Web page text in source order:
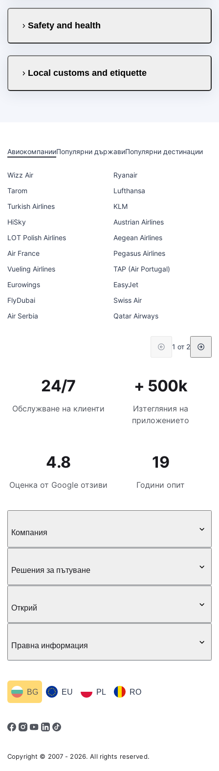
Safety and health
Local customs and etiquette
АвиокомпанииПопулярни държавиПопулярни дестинации
Wizz Air
Ryanair
Tarom
Lufthansa
Turkish Airlines
KLM
HiSky
Austrian Airlines
LOT Polish Airlines
Aegean Airlines
Air France
Pegasus Airlines
Vueling Airlines
TAP (Air Portugal)
Eurowings
EasyJet
FlyDubai
Swiss Air
Air Serbia
Qatar Airways
1 от 2
24/7
Обслужване на клиенти
+ 500k
Изтегляния на
приложението
4.8
Оценка от Google отзиви
19
Години опит
Компания
Решения за пътуване
Открий
Правна информация
EU
BG PL RO
Copyright © 2007 - 2026. All rights reserved.